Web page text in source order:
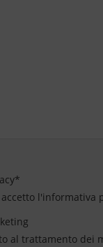
*
l'informativa
al trattamento dei